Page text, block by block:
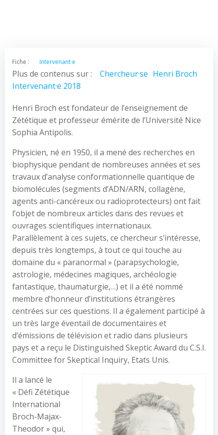
Fiche : Intervenant·e
Plus de contenus sur : Chercheur·se Henri Broch
Intervenant·e 2018
Henri Broch est fondateur de l’enseignement de
Zététique et professeur émérite de l’Université Nice
Sophia Antipolis.
Physicien, né en 1950, il a mené des recherches en
biophysique pendant de nombreuses années et ses
travaux d’analyse conformationnelle quantique de
biomolécules (segments d’ADN/ARN, collagène,
agents anti-cancéreux ou radioprotecteurs) ont fait
l’objet de nombreux articles dans des revues et
ouvrages scientifiques internationaux.
Parallèlement à ces sujets, ce chercheur s’intéresse,
depuis très longtemps, à tout ce qui touche au
domaine du « paranormal » (parapsychologie,
astrologie, médecines magiques, archéologie
fantastique, thaumaturgie,…) et il a été nommé
membre d’honneur d’institutions étrangères
centrées sur ces questions. Il a également participé à
un très large éventail de documentaires et
d’émissions de télévision et radio dans plusieurs
pays et a reçu le Distinguished Skeptic Award du C.S.I.
Committee for Skeptical Inquiry, Etats Unis.
Il a lancé le
« Défi Zététique
International
Broch-Majax-
Theodor » qui,